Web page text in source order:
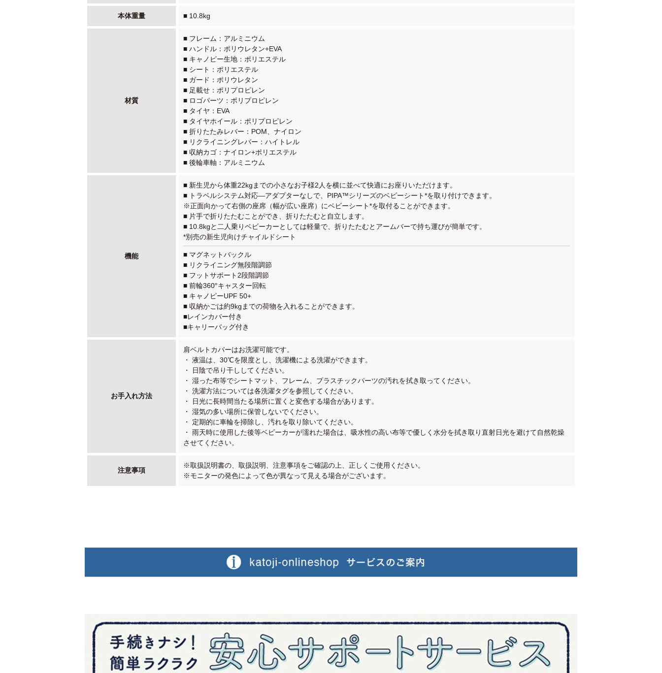
本体重量 ■ 10.8kg
材質
■ フレーム：アルミニウム
■ ハンドル：ポリウレタン+EVA
■ キャノピー生地：ポリエステル
■ シート：ポリエステル
■ ガード：ポリウレタン
■ 足載せ：ポリプロピレン
■ ロゴパーツ：ポリプロピレン
■ タイヤ：EVA
■ タイヤホイール：ポリプロピレン
■ 折りたたみレバー：POM、ナイロン
■ リクライニングレバー：ハイトレル
■ 収納カゴ：ナイロン+ポリエステル
■ 後輪車軸：アルミニウム
機能
■ 新生児から体重22kgまでの小さなお子様2人を横に並べて快適にお座りいただけます。
■ トラベルシステム対応—アダプターなしで、PIPA™シリーズのベビーシート*を取り付けできます。
※正面向かって右側の座席（幅が広い座席）にベビーシート*を取付ることができます。
■ 片手で折りたたむことができ、折りたたむと自立します。
■ 10.8kgと二人乗りベビーカーとしては軽量で、折りたたむとアームバーで持ち運びが簡単です。
*別売の新生児向けチャイルドシート
■ マグネットバックル
■ リクライニング無段階調節
■ フットサポート2段階調節
■ 前輪360°キャスター回転
■ キャノピーUPF 50+
■ 収納かごは約9kgまでの荷物を入れることができます。
■レインカバー付き
■キャリーバッグ付き
お手入れ方法
肩ベルトカバーはお洗濯可能です。
・ 液温は、30℃を限度とし、洗濯機による洗濯ができます。
・ 日陰で吊り干ししてください。
・ 湿った布等でシートマット、フレーム、プラスチックパーツの汚れを拭き取ってください。
・ 洗濯方法については各洗濯タグを参照してください。
・ 日光に長時間当たる場所に置くと変色する場合があります。
・ 湿気の多い場所に保管しないでください。
・ 定期的に車輪を掃除し、汚れを取り除いてください。
・ 雨天時に使用した後等ベビーカーが濡れた場合は、吸水性の高い布等で優しく水分を拭き取り直射日光を避けて自然乾燥
させてください。
注意事項
※取扱説明書の、取扱説明、注意事項をご確認の上、正しくご使用ください。
※モニターの発色によって色が異なって見える場合がございます。